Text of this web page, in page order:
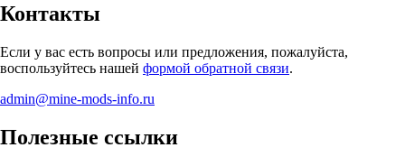
Контакты
Если у вас есть вопросы или предложения, пожалуйста,
воспользуйтесь нашей формой обратной связи.
admin@mine-mods-info.ru
Полезные ссылки